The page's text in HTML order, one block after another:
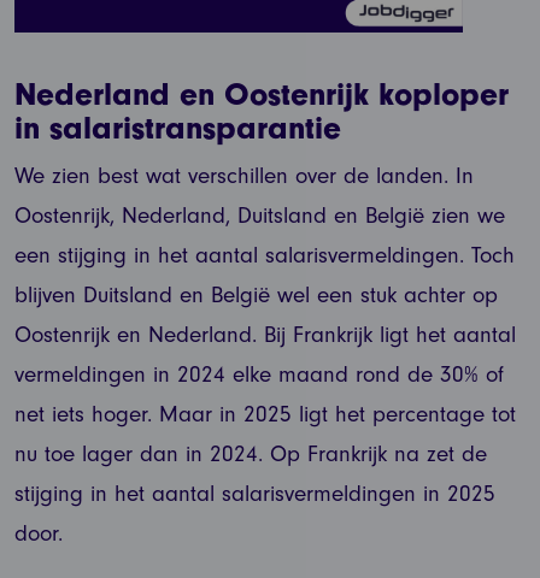
Nederland en Oostenrijk koploper
in salaristransparantie
We zien best wat verschillen over de landen. In
Oostenrijk, Nederland, Duitsland en België zien we
een stijging in het aantal salarisvermeldingen. Toch
blijven Duitsland en België wel een stuk achter op
Oostenrijk en Nederland. Bij Frankrijk ligt het aantal
vermeldingen in 2024 elke maand rond de 30% of
net iets hoger. Maar in 2025 ligt het percentage tot
nu toe lager dan in 2024. Op Frankrijk na zet de
stijging in het aantal salarisvermeldingen in 2025
door.